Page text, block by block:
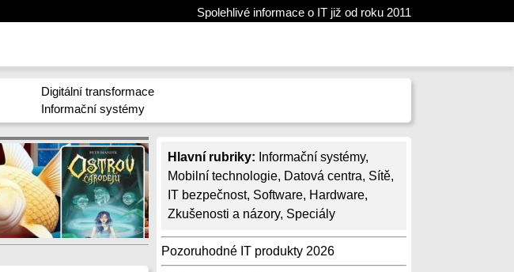
Spolehlivé informace o IT již od roku 2011
Digitální transformace
Informační systémy
Hlavní rubriky: Informační systémy,
Mobilní technologie, Datová centra, Sítě,
IT bezpečnost, Software, Hardware,
Zkušenosti a názory, Speciály
Pozoruhodné IT produkty 2026